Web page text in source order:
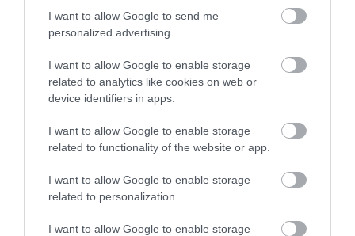
I want to allow Google to send me
personalized advertising.
I want to allow Google to enable storage
related to analytics like cookies on web or
device identifiers in apps.
I want to allow Google to enable storage
related to functionality of the website or app.
I want to allow Google to enable storage
related to personalization.
I want to allow Google to enable storage
ΠΗΓΗ:www.newsone.gr
Δρ. Αναστάσιος Κανελλόπουλος,
MD
Χειρουργός – Οφθαλμίατρος
μυωπία
Related Posts